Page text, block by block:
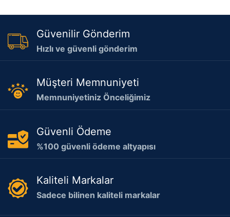
Güvenilir Gönderim
Hızlı ve güvenli gönderim
Müşteri Memnuniyeti
Memnuniyetiniz Önceliğimiz
Güvenli Ödeme
%100 güvenli ödeme altyapısı
Kaliteli Markalar
Sadece bilinen kaliteli markalar